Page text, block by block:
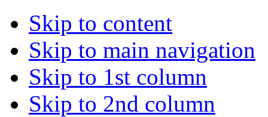
Skip to content
Skip to main navigation
Skip to 1st column
Skip to 2nd column